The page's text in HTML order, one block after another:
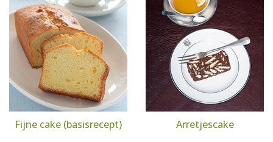
Fijne cake (basisrecept) Arretjescake